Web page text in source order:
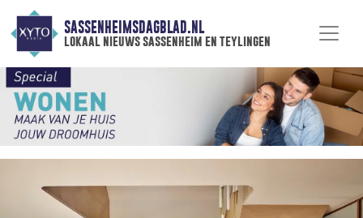
SASSENHEIMSDAGBLAD.NL
lokaal nieuws sassenheim en teylingen